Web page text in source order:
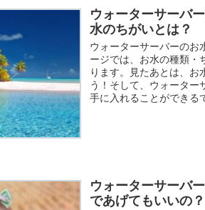
ウォーターサーバ
水のちがいとは？
ウォーターサーバーのお
ージでは、お水の種類・
ります。見たあとは、お
う！そして、ウォーター
手に入れることができる
ウォーターサーバ
であげてもいいの？